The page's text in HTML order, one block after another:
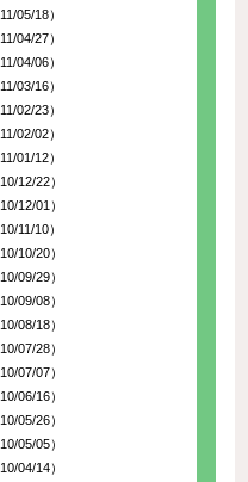
05/18）
04/27）
04/06）
03/16）
02/23）
02/02）
01/12）
12/22）
12/01）
11/10）
10/20）
09/29）
09/08）
08/18）
07/28）
07/07）
06/16）
05/26）
05/05）
04/14）